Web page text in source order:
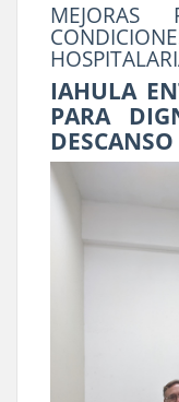
MEJORAS
IAHULA
PARA